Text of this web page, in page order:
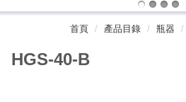
首頁 產品目錄 瓶器
HGS-40-B